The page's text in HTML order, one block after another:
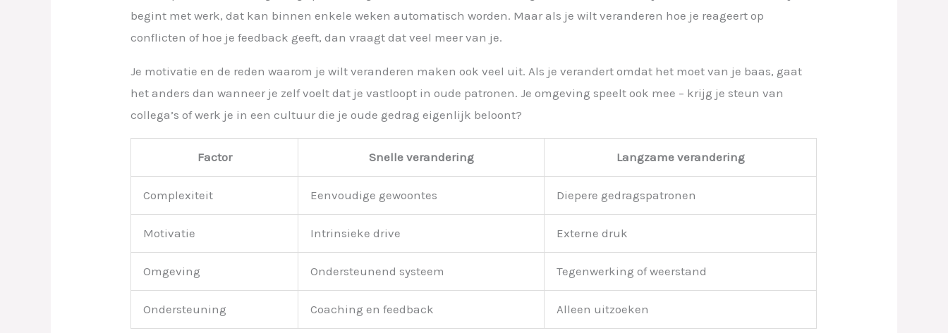
begint met werk, dat kan binnen enkele weken automatisch worden. Maar als je wilt veranderen hoe je reageert op
conflicten of hoe je feedback geeft, dan vraagt dat veel meer van je.
Je motivatie en de reden waarom je wilt veranderen maken ook veel uit. Als je verandert omdat het moet van je baas, gaat
het anders dan wanneer je zelf voelt dat je vastloopt in oude patronen. Je omgeving speelt ook mee – krijg je steun van
collega’s of werk je in een cultuur die je oude gedrag eigenlijk beloont?
Factor Snelle verandering Langzame verandering
Complexiteit Eenvoudige gewoontes Diepere gedragspatronen
Motivatie Intrinsieke drive Externe druk
Omgeving Ondersteunend systeem Tegenwerking of weerstand
Ondersteuning Coaching en feedback Alleen uitzoeken